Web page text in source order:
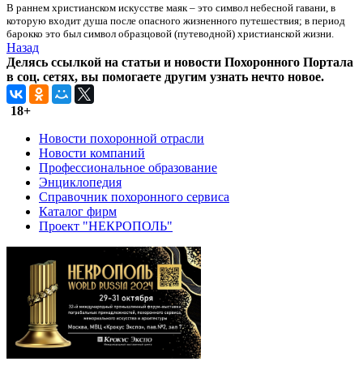
В раннем христианском искусстве маяк – это символ небесной гавани, в
которую входит душа после опасного жизненного путешествия; в период
барокко это был символ образцовой (путеводной) христианской жизни.
Назад
Делясь ссылкой на статьи и новости Похоронного Портала
в соц. сетях, вы помогаете другим узнать нечто новое.
18+
Новости похоронной отрасли
Новости компаний
Профессиональное образование
Энциклопедия
Справочник похоронного сервиса
Каталог фирм
Проект "НЕКРОПОЛЬ"